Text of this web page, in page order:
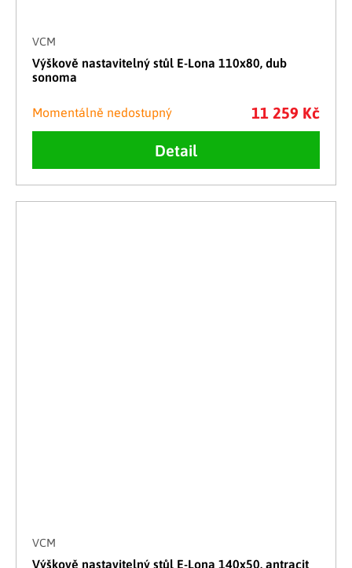
VCM
Výškově nastavitelný stůl E-Lona 110x80, dub
sonoma
Momentálně nedostupný 11 259 Kč
Detail
VCM
Výškově nastavitelný stůl E-Lona 140x50, antracit